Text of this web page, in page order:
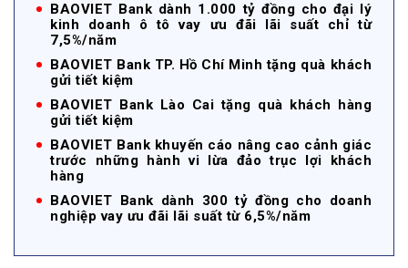
BAOVIET Bank dành 1.000 tỷ đồng cho đại lý
kinh doanh ô tô vay ưu đãi lãi suất chỉ từ
7,5%/năm
BAOVIET Bank TP. Hồ Chí Minh tặng quà khách
gửi tiết kiệm
BAOVIET Bank Lào Cai tặng quà khách hàng
gửi tiết kiệm
BAOVIET Bank khuyến cáo nâng cao cảnh giác
trước những hành vi lừa đảo trục lợi khách
hàng
BAOVIET Bank dành 300 tỷ đồng cho doanh
nghiệp vay ưu đãi lãi suất từ 6,5%/năm